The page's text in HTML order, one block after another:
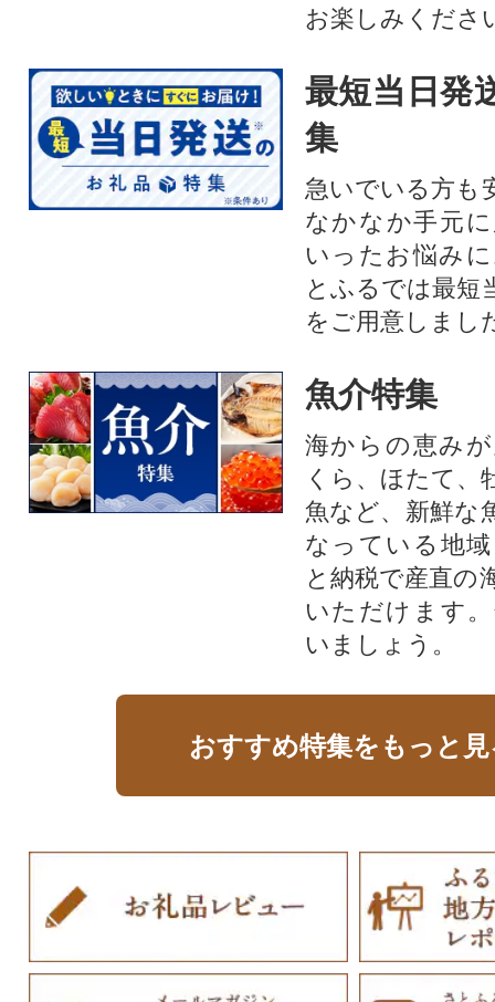
お楽しみくださ
最短当日発
集
急いでいる方も
なかなか手元
いったお悩み
とふるでは最短
をご用意しまし
魚介特集
海からの恵み
くら、ほたて、
魚など、新鮮な
なっている地
と納税で産直の
いただけます
いましょう。
おすすめ特集をもっと